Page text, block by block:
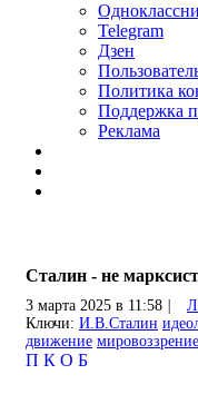
Telegram
Дзен
Политика
Поддержка
Реклама
Сталин - не марксист
3 марта 2025 в 11:58
Ключи: И.В.Сталин
движение мировоззрение
П К О Б